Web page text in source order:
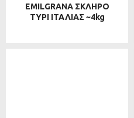
EMILGRANA ΣΚΛΗΡΟ
ΤΥΡΙ ΙΤΑΛΙΑΣ ~4kg